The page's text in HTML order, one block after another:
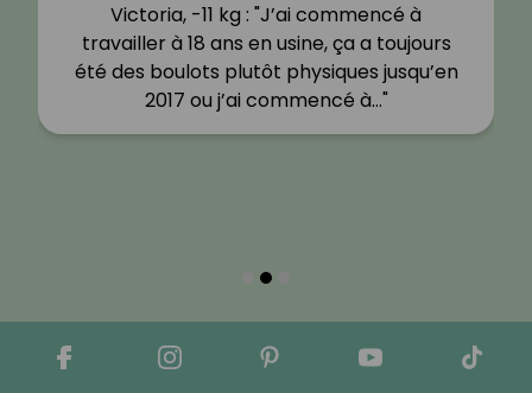
Victoria, -11 kg : "J’ai commencé à
travailler à 18 ans en usine, ça a toujours
été des boulots plutôt physiques jusqu’en
2017 ou j’ai commencé à…"